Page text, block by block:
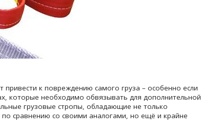
к повреждению самого груза – особенно если
которые необходимо обвязывать для дополнительной
грузовые стропы, обладающие не только
сравнению со своими аналогами, но ещё и крайне